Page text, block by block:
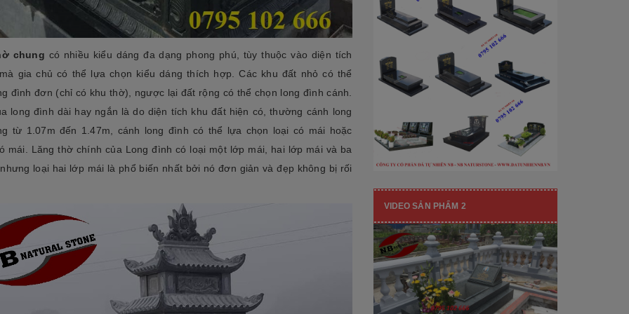
bền cao, mẫu mã đẹp, kiểu
tộc. Xây dựng mộ phần không chỉ là việc
tri ân công đức dưỡng dục sinh thành
của con cháu dành cho ông bà cha mẹ
[Đọc tiếp...]
hạng mục nhận diện thương hiệu, nó
còn...
chung có nhiều kiểu dáng đa dạng phong phú, tùy thuộc vào diện tích
gia chủ có thể lựa chọn kiểu dáng thích hợp. Các khu đất nhỏ có thể
đình đơn (chỉ có khu thờ), ngược lại đất rộng có thể chọn long đình cánh.
long đình dài hay ngắn là do diện tích khu đất hiện có, thường cánh long
từ 1.07m đến 1.47m, cánh long đình có thể lựa chọn loại có mái hoặc
mái. Lăng thờ chính của Long đình có loại một lớp mái, hai lớp mái và ba
loại hai lớp mái là phổ biến nhất bởi nó đơn giản và đẹp không bị rối
VIDEO SẢN PHẨM 2